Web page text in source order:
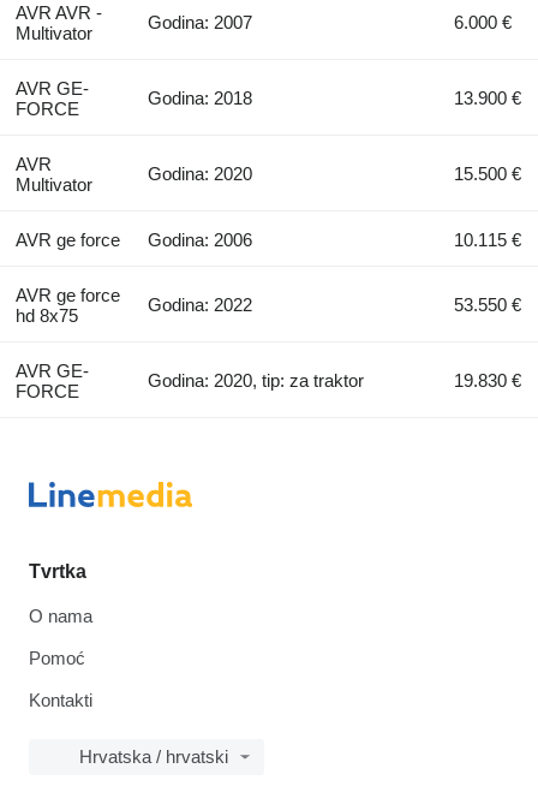
AVR AVR -
Multivator
Godina: 2007 6.000 €
AVR GE-
FORCE
Godina: 2018 13.900 €
AVR
Multivator
Godina: 2020 15.500 €
AVR ge force Godina: 2006 10.115 €
AVR ge force
hd 8x75
Godina: 2022 53.550 €
AVR GE-
FORCE
Godina: 2020, tip: za traktor 19.830 €
Tvrtka
O nama
Pomoć
Kontakti
Hrvatska / hrvatski